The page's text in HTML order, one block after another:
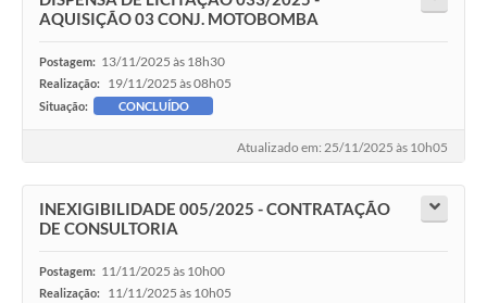
AQUISIÇÃO 03 CONJ. MOTOBOMBA
Postagem: 13/11/2025 às 18h30
Realização: 19/11/2025 às 08h05
Situação: CONCLUÍDO
Atualizado em: 25/11/2025 às 10h05
INEXIGIBILIDADE 005/2025 - CONTRATAÇÃO
DE CONSULTORIA
Postagem: 11/11/2025 às 10h00
Realização: 11/11/2025 às 10h05